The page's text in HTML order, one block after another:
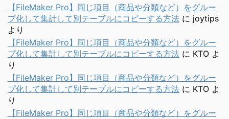
【FileMaker Pro】同じ項目（商品や分類など）をグルー
プ化して集計して別テーブルにコピーする方法 に joytips
より
【FileMaker Pro】同じ項目（商品や分類など）をグルー
プ化して集計して別テーブルにコピーする方法 に KTO よ
り
【FileMaker Pro】同じ項目（商品や分類など）をグルー
プ化して集計して別テーブルにコピーする方法 に KTO よ
り
【FileMaker Pro】同じ項目（商品や分類など）をグルー